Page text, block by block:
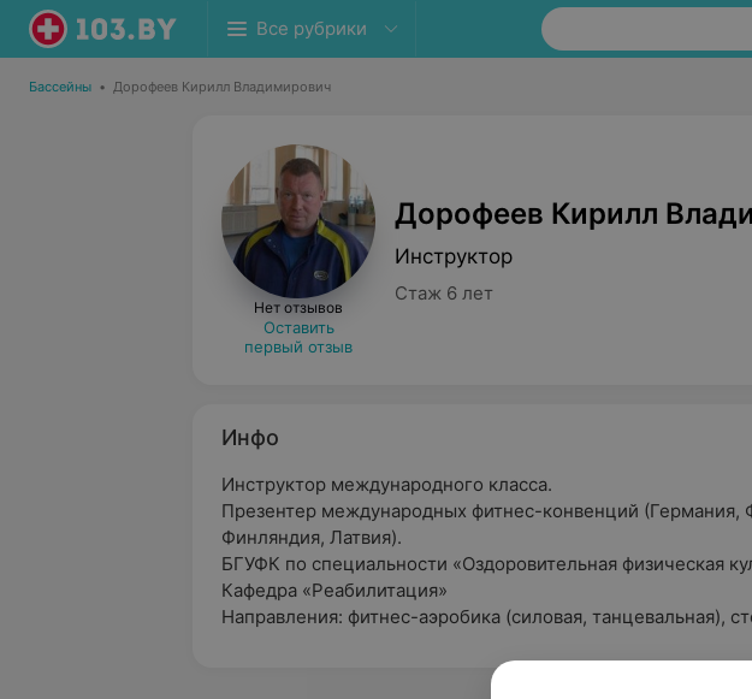
Все рубрики
Бассейны • Дорофеев Кирилл Владимирович
Нет отзывов
Оставить
первый отзыв
Дорофеев Кирилл
Инструктор
Стаж 6 лет
Инфо
Инструктор международного класса.
Презентер международных фитнес-конвенций (Германия,
Финляндия, Латвия).
БГУФК по специальности «Оздоровительная физическая
Кафедра «Реабилитация»
Направления: фитнес-аэробика (силовая, танцевальная),